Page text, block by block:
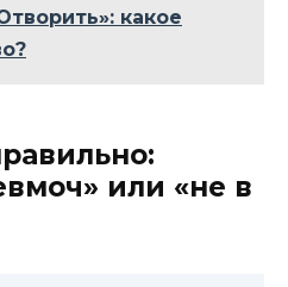
какое
или «не в